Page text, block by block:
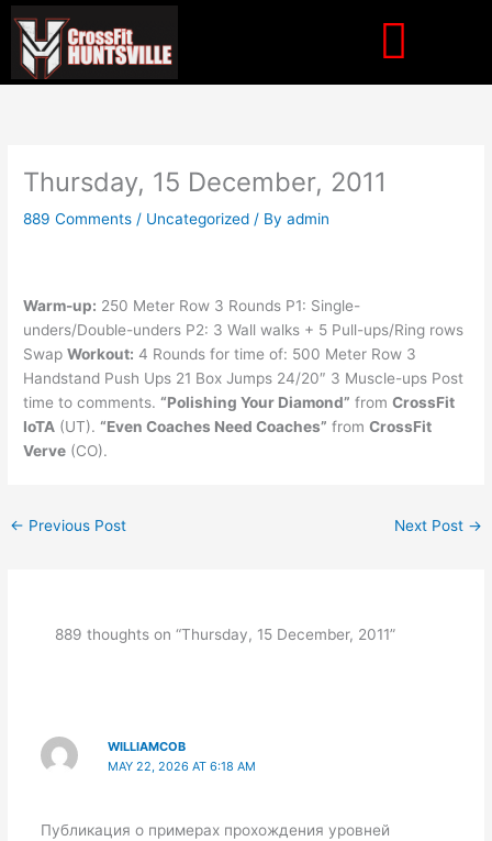
Skip
content
Thursday, 15 December, 2011
889 Comments / Uncategorized / Byadmin
Warm-up: 250 Meter Row 3 Rounds P1: Single-
unders/Double-unders P2: 3 Wall walks + 5 Pull-ups/Ring rows
SwapWorkout: 4 Rounds for time of: 500 Meter Row 3
Handstand Push Ups 21 Box Jumps 24/20″ 3 Muscle-ups Post
time to comments.“Polishing Your Diamond” fromCrossFit
IoTA (UT).“Even Coaches Need Coaches” fromCrossFit
Verve (CO).
← Previous Post Next Post →
889 thoughts on “Thursday, 15 December, 2011”
WILLIAMCOB
MAY 22, 2026 AT 6:18 AM
Публикация о примерах прохождения уровней